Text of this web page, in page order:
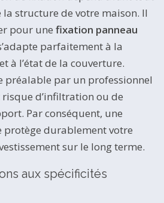
structure de votre maison. Il
pour une fixation panneau
parfaitement à la
à l’état de la couverture.
préalable par un professionnel
d’infiltration ou de
Par conséquent, une
durablement votre
sur le long terme.
aux spécificités